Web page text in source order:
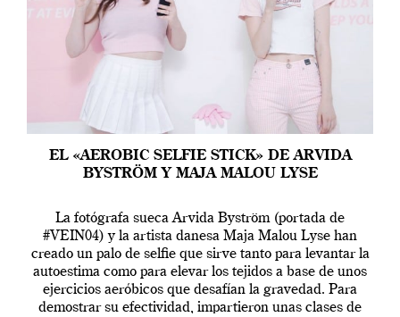
EL «AEROBIC SELFIE STICK» DE ARVIDA
BYSTRÖM Y MAJA MALOU LYSE
La fotógrafa sueca Arvida Byström (portada de
#VEIN04) y la artista danesa Maja Malou Lyse han
creado un palo de selfie que sirve tanto para levantar la
autoestima como para elevar los tejidos a base de unos
ejercicios aeróbicos que desafían la gravedad. Para
demostrar su efectividad, impartieron unas clases de